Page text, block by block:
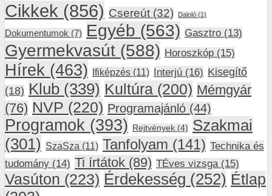
Cikkek (856) Csereút (32) Daloló (1)
Dokumentumok (7) Egyéb (563) Gasztro (13)
Gyermekvasút (588) Horoszkóp (15)
Hírek (463) Ifiképzés (11) Interjú (16) Kisegítő
(18) Klub (339) Kultúra (200) Mémgyár
(76) NVP (220) Programajánló (44)
Programok (393) Rejtvények (4) Szakmai
(301) SzaSza (11) Tanfolyam (141) Technika és
tudomány (14) Ti írtátok (89) TÉves vizsga(15)
Vasúton (223) Érdekesség (252) Étlap